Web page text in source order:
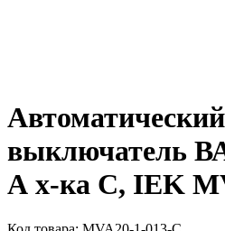
Автоматический
выключатель
А х-ка C, IEK